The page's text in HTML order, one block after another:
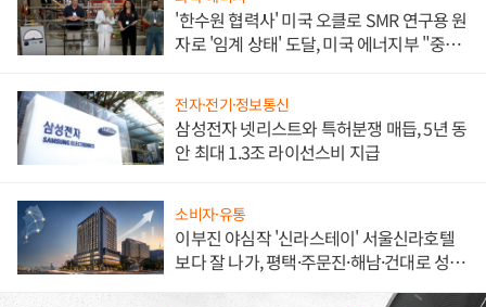
'한수원 협력사' 미국 오클로 SMR 연구용 원
자로 '임계 상태' 도달, 미국 에너지부 "중요
전자·전기·정보통신
삼성전자 넷리스트와 특허분쟁 매듭, 5년 동
안 최대 1.3조 라이선스비 지급
소비자·유통
이부진 야심작 '신라스테이' 서울신라호텔
보다 잘 나가, 평택·주문진·해남·건대로 성